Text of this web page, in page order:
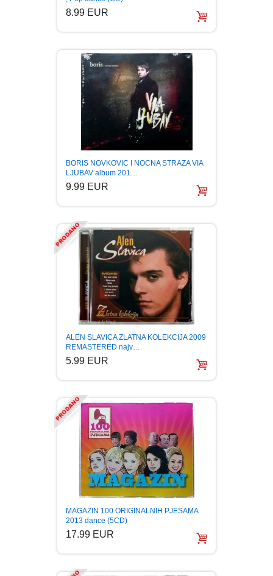
8.99 EUR
BORIS NOVKOVIC I NOCNA STRAZA VIA
LJUBAV album 201…
9.99 EUR
ALEN SLAVICA ZLATNA KOLEKCIJA 2009
REMASTERED najv…
5.99 EUR
MAGAZIN 100 ORIGINALNIH PJESAMA
2013 dance (5CD)
17.99 EUR